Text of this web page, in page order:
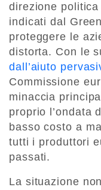
direzione
indicati dal
proteggere le
distorta. Con le
dall’aiuto
Commissione
minaccia
proprio l’ondata
basso costo a
tutti i produttori
passati.
La situazione